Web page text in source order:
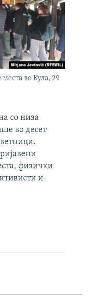
во Кула, 29
со низа
во десет
физички
и